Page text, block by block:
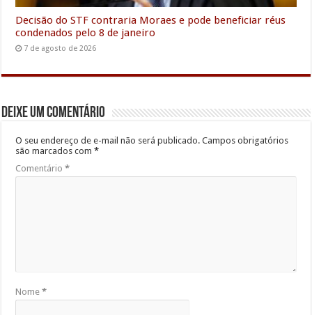
Decisão do STF contraria Moraes e pode beneficiar réus
condenados pelo 8 de janeiro
7 de agosto de 2026
Deixe um comentário
O seu endereço de e-mail não será publicado. Campos obrigatórios
são marcados com*
Comentário*
Nome*